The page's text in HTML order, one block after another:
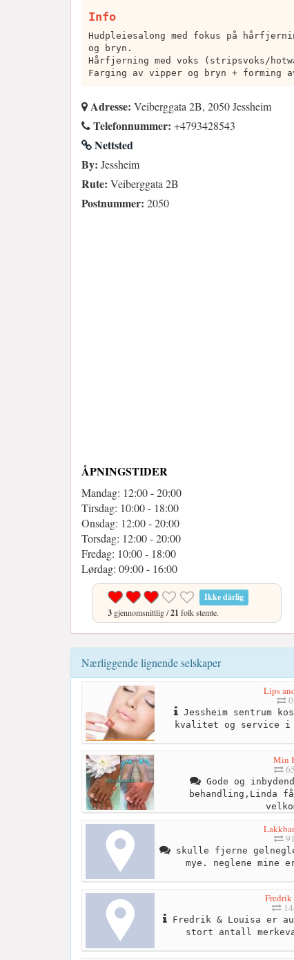
Info
Hudpleiesalong med fokus på
og bryn.
Hårfjerning med voks (stripsvoks/
Farging av vipper og bryn + forming
Adresse: Veiberggata 2B, 2050 Jessheim
Telefonnummer: +4793428543
Nettsted
By: Jessheim
Rute: Veiberggata 2B
Postnummer: 2050
ÅPNINGSTIDER
Mandag: 12:00 - 20:00
Tirsdag: 10:00 - 18:00
Onsdag: 12:00 - 20:00
Torsdag: 12:00 - 20:00
Fredag: 10:00 - 18:00
Lørdag: 09:00 - 16:00
Ikke dårlig
3 gjennomsnittlig /21 folk stemte.
Nærliggende lignende selskaper
Lips
0
Jessheim sentrum
kvalitet og service
Min
Gode og
behandling,Linda
skulle fjerne
mye. neglene mine
Fredrik & Louisa er
stort antall